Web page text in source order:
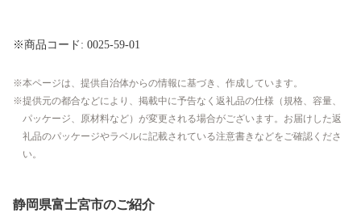
※商品コード: 0025-59-01
本ページは、提供自治体からの情報に基づき、作成しています。
提供元の都合などにより、掲載中に予告なく返礼品の仕様（規格、容量、
パッケージ、原材料など）が変更される場合がございます。お届けした返
礼品のパッケージやラベルに記載されている注意書きなどをご確認くださ
い。
静岡県富士宮市のご紹介